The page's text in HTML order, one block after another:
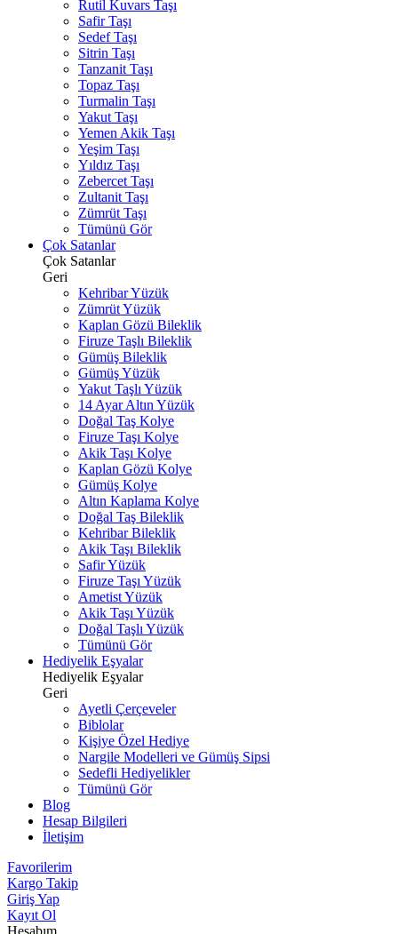
Rutil Kuvars Taşı
Safir Taşı
Sedef Taşı
Sitrin Taşı
Tanzanit Taşı
Topaz Taşı
Turmalin Taşı
Yakut Taşı
Yemen Akik Taşı
Yeşim Taşı
Yıldız Taşı
Zebercet Taşı
Zultanit Taşı
Zümrüt Taşı
Tümünü Gör
Çok Satanlar
Çok Satanlar
Geri
Kehribar Yüzük
Zümrüt Yüzük
Kaplan Gözü Bileklik
Firuze Taşlı Bileklik
Gümüş Bileklik
Gümüş Yüzük
Yakut Taşlı Yüzük
14 Ayar Altın Yüzük
Doğal Taş Kolye
Firuze Taşı Kolye
Akik Taşı Kolye
Kaplan Gözü Kolye
Gümüş Kolye
Altın Kaplama Kolye
Doğal Taş Bileklik
Kehribar Bileklik
Akik Taşı Bileklik
Safir Yüzük
Firuze Taşı Yüzük
Ametist Yüzük
Akik Taşı Yüzük
Doğal Taşlı Yüzük
Tümünü Gör
Hediyelik Eşyalar
Hediyelik Eşyalar
Geri
Ayetli Çerçeveler
Biblolar
Kişiye Özel Hediye
Nargile Modelleri ve Gümüş Sipsi
Sedefli Hediyelikler
Tümünü Gör
Blog
Hesap Bilgileri
İletişim
Favorilerim
Kargo Takip
Giriş Yap
Kayıt Ol
Hesabım